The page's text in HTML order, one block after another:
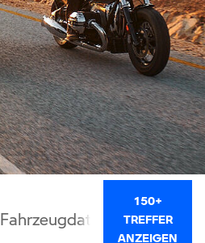
Fahrzeugdaten
150+
TREFFER
ANZEIGEN